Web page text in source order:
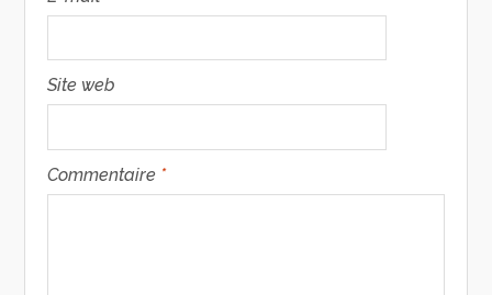
Site web
Commentaire *